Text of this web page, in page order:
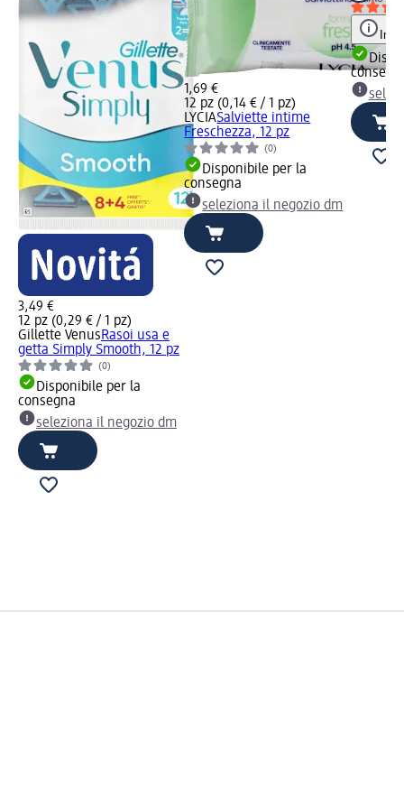
3,49 €
12 pz (0,29 € / 1 pz)
Gillette VenusRasoi usa e
getta Simply Smooth, 12 pz
(0)
Disponibile per la
consegna
seleziona il negozio dm
1,69 €
12 pz (0,14 € / 1 pz)
LYCIASalviette intime
Freschezza, 12 pz
(0)
Disponibile per la
consegna
seleziona il negozio dm